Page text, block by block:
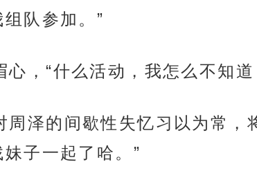
队参加。”
心，“什么活动，我怎么不知道
周泽的间歇性失忆习以为常，
子一起了哈。”